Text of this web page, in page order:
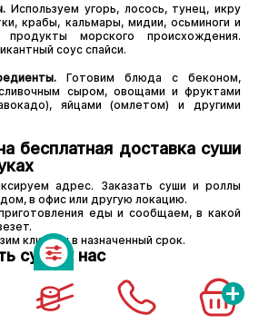
+
Используем угорь, лосось, тунец, икру
крабы, кальмары, мидии, осьминоги и
продукты морского происхождения.
соус спайси.
Готовим блюда с беконом,
сыром, овощами и фруктами
яйцами (омлетом) и другими
бесплатная доставка суши
адрес. Заказать суши и роллы
в офис или другую локацию.
еды и сообщаем, в какой
клиенту в назначенный срок.
суши у нас
купить суши на любой вкус. Тем, кто
сбалансированную еду, предлагаем
рецепты, но без жгучих приправ, а